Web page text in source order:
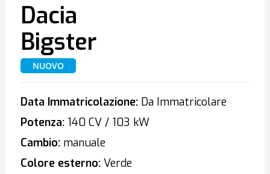
Dacia
Bigster
NUOVO
Data Immatricolazione:Da Immatricolare
Potenza:140 CV / 103 kW
Cambio:manuale
Colore esterno:Verde